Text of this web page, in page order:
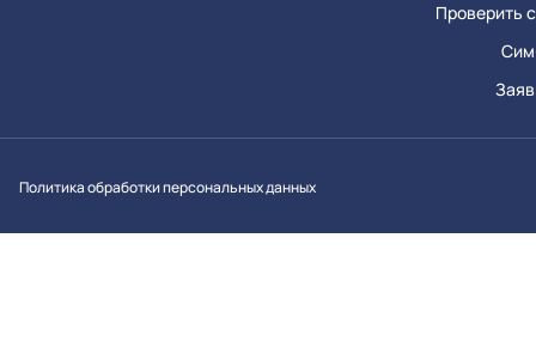
Проверить
Политика обработки персональных данных